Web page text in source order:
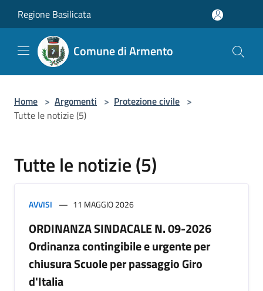
Regione Basilicata
Comune di Armento
Home > Argomenti > Protezione civile >
Tutte le notizie (5)
Tutte le notizie (5)
AVVISI 11 MAGGIO 2026
ORDINANZA SINDACALE N. 09-2026
Ordinanza contingibile e urgente per
chiusura Scuole per passaggio Giro
d'Italia